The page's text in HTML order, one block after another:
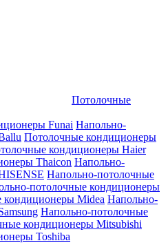
Потолочные
Funai Напольно-
Потолочные кондиционеры
кондиционеры Haier
Thaicon Напольно-
Напольно-потолочные
потолочные кондиционеры
Midea Напольно-
Напольно-потолочные
кондиционеры Mitsubishi
Toshiba